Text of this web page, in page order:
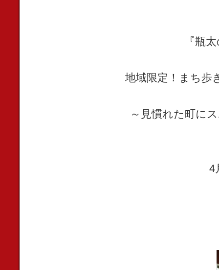
『瓶
地域限定！まち歩
～見慣れた町に
4